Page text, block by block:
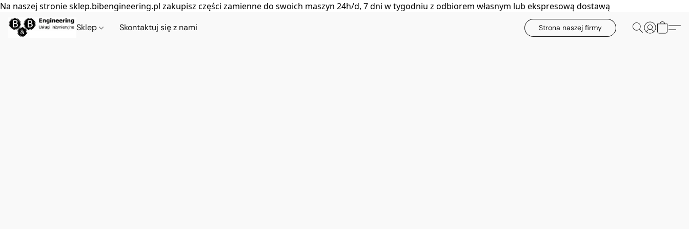
Na naszej stronie sklep.bibengineering.pl zakupisz części zamienne do swoich maszyn 24h/d, 7 dni w tygodniu z odbiorem własnym lub ekspresową dostawą
Sklep Skontaktuj się z nami Strona naszej firmy